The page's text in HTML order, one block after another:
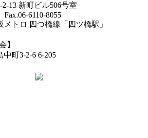
13 新町ビル506号室
6110-8055
トロ 四つ橋線「四ツ橋駅」
】
町3-2-6 6-205